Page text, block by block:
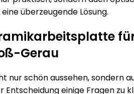
überzeugende Lösung.
Gerau
schön aussehen, sondern
Entscheidung einige Fragen zu